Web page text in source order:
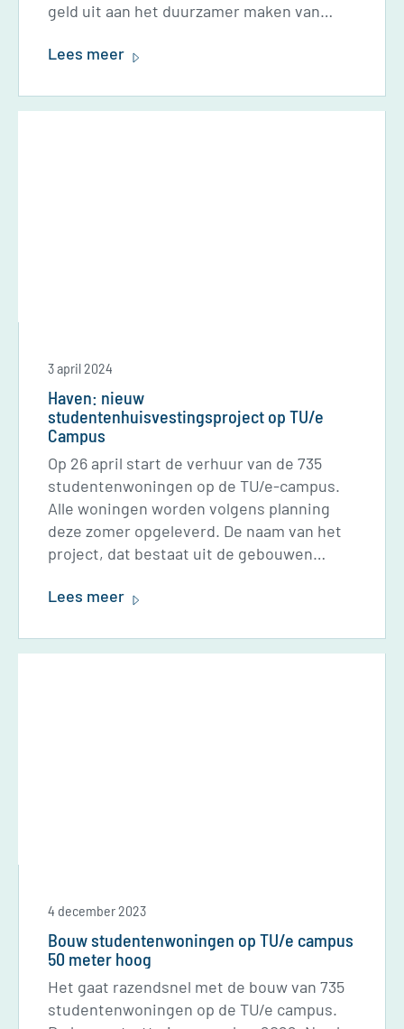
geld uit aan het duurzamer maken van
nieuwe woningen. Naast kosten voor ons
bedrag aan belastingen.
Lees meer
3 april 2024
Haven: nieuw
studentenhuisvestingsproject op TU/e
Campus
Op 26 april start de verhuur van de 735
studentenwoningen op de TU/e-campus.
Alle woningen worden volgens planning
deze zomer opgeleverd. De naam van het
project, dat bestaat uit de gebouwen
Lees meer
4 december 2023
Bouw studentenwoningen op TU/e campus
50 meter hoog
Het gaat razendsnel met de bouw van 735
studentenwoningen op de TU/e campus.